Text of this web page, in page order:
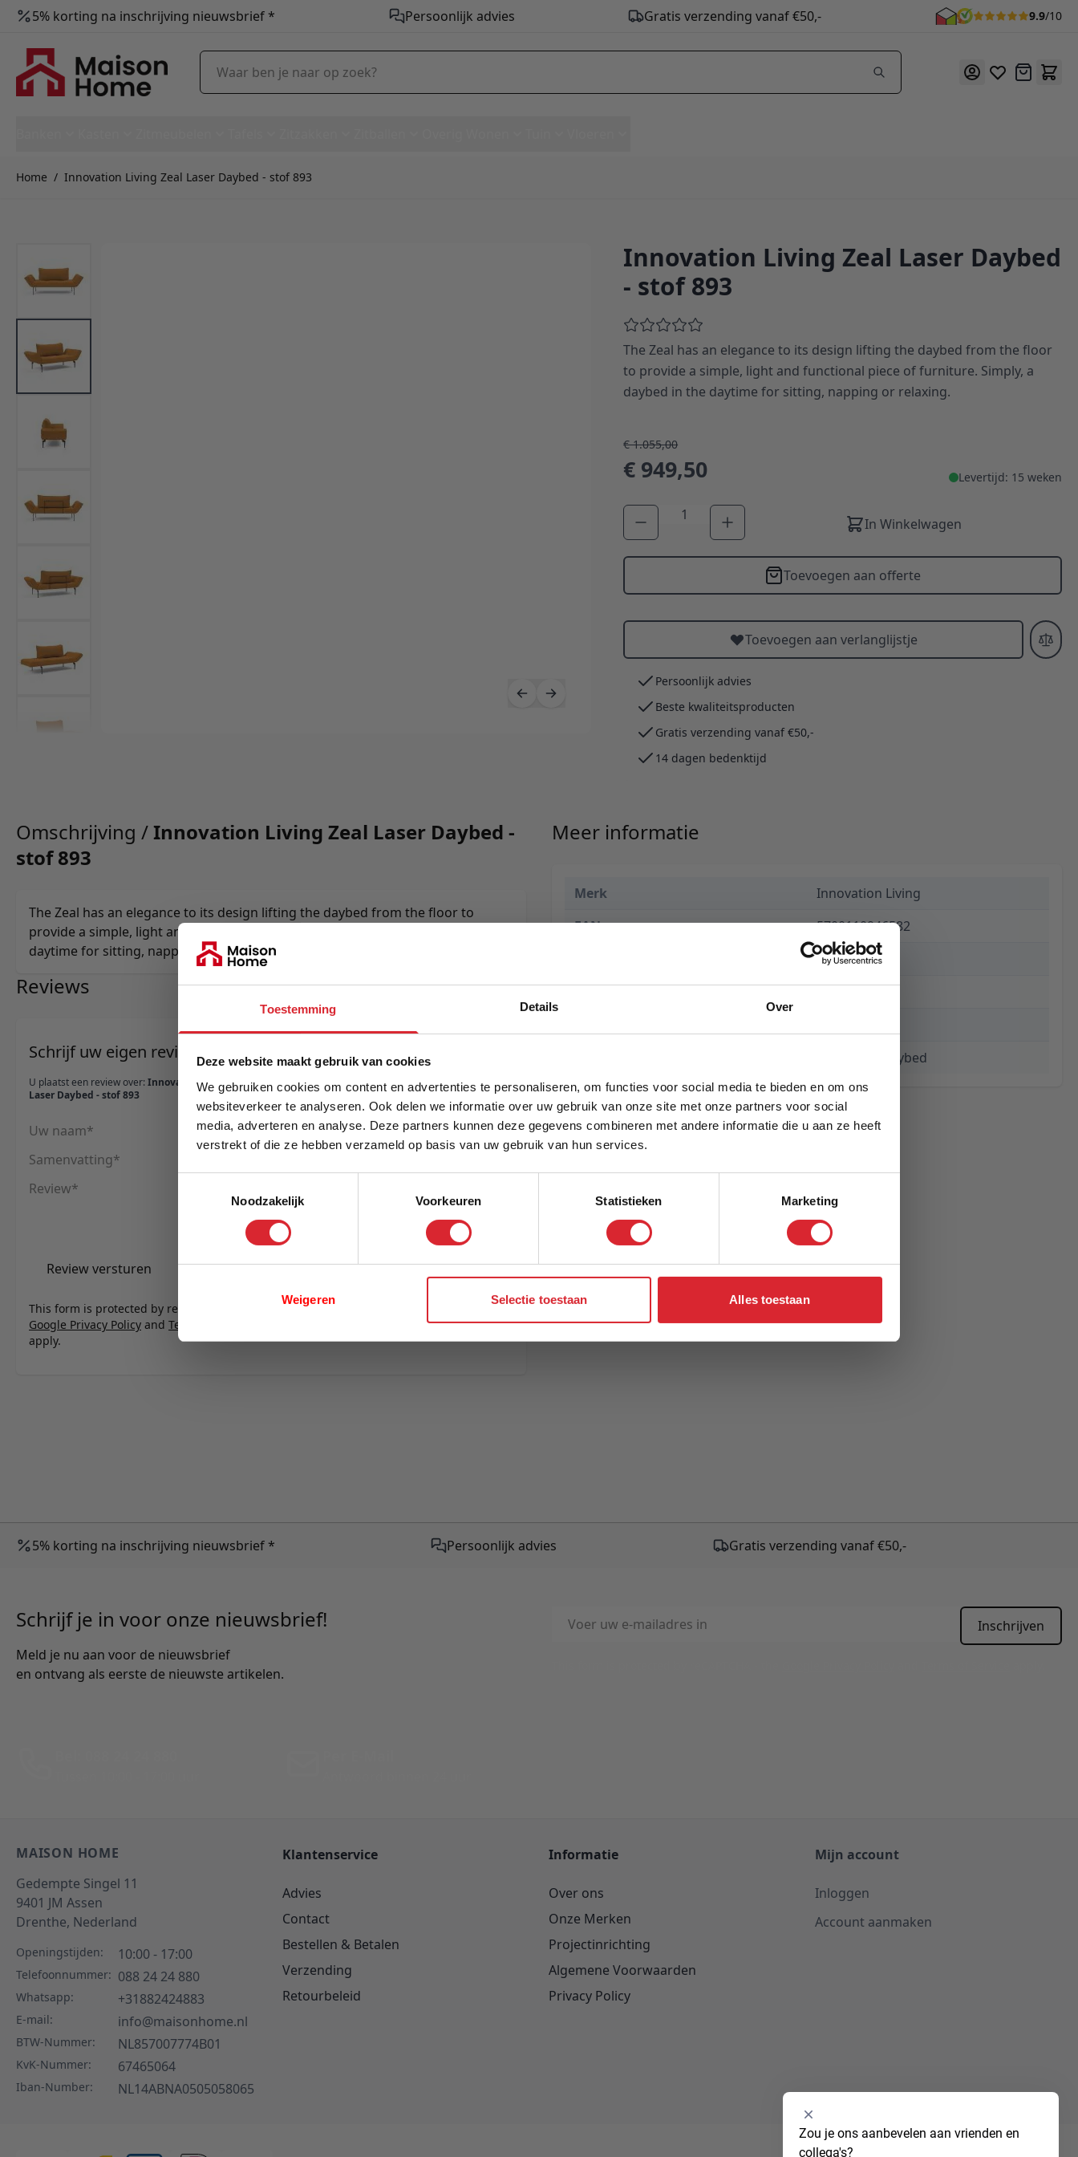
Toestemming Details Over
Deze website maakt gebruik van cookies
We gebruiken cookies om content en advertenties te personaliseren, om functies voor social media te bieden en om ons
websiteverkeer te analyseren. Ook delen we informatie over uw gebruik van onze site met onze partners voor social
media, adverteren en analyse. Deze partners kunnen deze gegevens combineren met andere informatie die u aan ze heeft
verstrekt of die ze hebben verzameld op basis van uw gebruik van hun services.
Noodzakelijk
Voorkeuren Statistieken Marketing
Weigeren Selectie toestaan Alles toestaan
5% korting na inschrijving nieuwsbrief * Persoonlijk advies Gratis verzending vanaf €50,- 9.9/10
Offerte
Waar ben je naar op zoek?
Home / Innovation Living Zeal Laser Daybed - stof 893
Innovation Living Zeal Laser Daybed - stof 893
Innovation Living Zeal Laser Daybed
- stof 893
The Zeal has an elegance to its design lifting the daybed from the floor
to provide a simple, light and functional piece of furniture. Simply, a
daybed in the daytime for sitting, napping or relaxing.
€ 1.055,00
€ 949,50 Levertijd: 15 weken
Aantal
In Winkelwagen
Toevoegen aan offerte
Toevoegen aan verlanglijstje
Persoonlijk advies
Beste kwaliteitsproducten
Gratis verzending vanaf €50,-
14 dagen bedenktijd
Omschrijving /Innovation Living Zeal Laser Daybed -
stof 893
The Zeal has an elegance to its design lifting the daybed from the floor to
provide a simple, light and functional piece of furniture. Simply, a daybed in the
daytime for sitting, napping or relaxing.
Reviews
Schrijf uw eigen review
U plaatst een review over: Innovation Living Zeal
Laser Daybed - stof 893
Uw naam
Samenvatting
Review
Review versturen
This form is protected by reCAPTCHA - the
Google Privacy Policy and Terms of Service
apply.
Meer informatie
Merk
Innovation Living
EAN
5700110946582
€ 1.055,00
Zeal Laser Daybed
5% korting na inschrijving nieuwsbrief * Persoonlijk advies Gratis verzending vanaf €50,-
Schrijf je in voor onze nieuwsbrief!
Meld je nu aan voor de nieuwsbrief
en ontvang als eerste de nieuwste artikelen.
E-mailadres
Inschrijven
MAISON HOME
Gedempte Singel 11
9401 JM Assen
Drenthe, Nederland
Openingstijden: 10:00 - 17:00
Telefoonnummer: 088 24 24 880
Whatsapp: +31882424883
E-mail: info@maisonhome.nl
BTW-Nummer: NL857007774B01
KvK-Nummer: 67465064
Iban-Number: NL14ABNA0505058065
Klantenservice
Advies
Contact
Bestellen & Betalen
Verzending
Retourbeleid
Informatie
Over ons
Onze Merken
Projectinrichting
Algemene Voorwaarden
Privacy Policy
Mijn account
Inloggen
Account aanmaken
5% Korting
Schrijf je in en ontvang direct een kortingscode
Zou je ons aanbevelen aan vrienden en
collega's?
Selecteer
een